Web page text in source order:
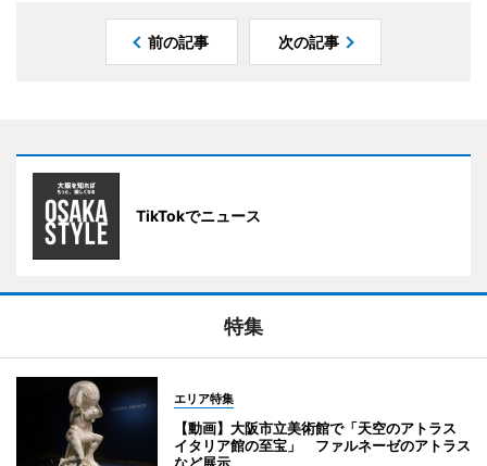
前の記事 次の記事
TikTokでニュース
特集
エリア特集
【動画】大阪市立美術館で「天空のアトラス
イタリア館の至宝」 ファルネーゼのアトラス
など展示